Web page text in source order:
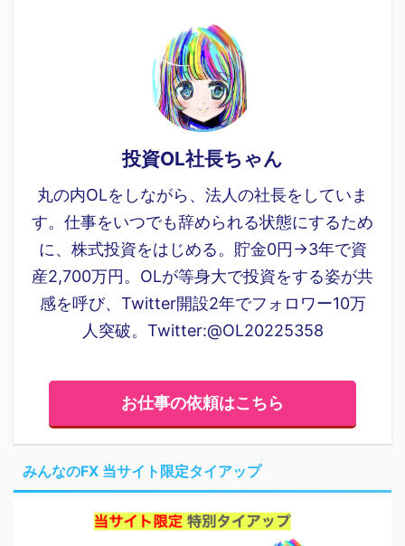
投資OL社長ちゃん
丸の内OLをしながら、法人の社長をしていま
す。仕事をいつでも辞められる状態にするため
に、株式投資をはじめる。貯金0円→3年で資
産2,700万円。OLが等身大で投資をする姿が共
感を呼び、Twitter開設2年でフォロワー10万
人突破。Twitter:@OL20225358
お仕事の依頼はこちら
みんなのFX 当サイト限定タイアップ